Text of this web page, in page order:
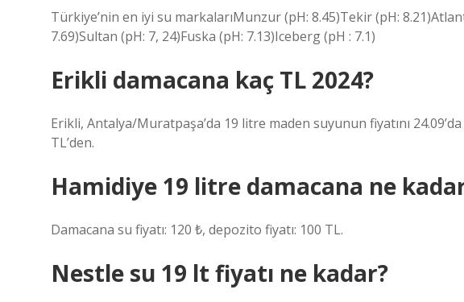
Türkiye’nin en iyi su markalarıMunzur (pH: 8.45)Tekir (pH:
7.69)Sultan (pH: 7, 24)Fuska (pH: 7.13)Iceberg (pH : 7.1)
Erikli damacana kaç TL 2024?
Erikli, Antalya/Muratpaşa’da 19 litre maden suyunun fiyatını 24.09’da
TL’den.
Hamidiye 19 litre damacana ne
Damacana su fiyatı: 120 ₺, depozito fiyatı: 100 TL.
Nestle su 19 lt fiyatı ne kadar?